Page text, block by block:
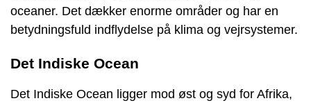
oceaner. Det dækker enorme områder og har en
betydningsfuld indflydelse på klima og vejrsystemer.
Det Indiske Ocean
Det Indiske Ocean ligger mod øst og syd for Afrika,